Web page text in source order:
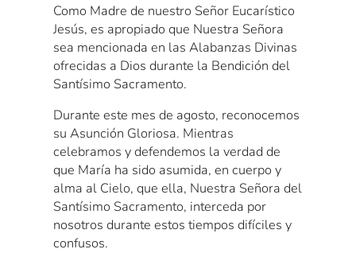
Como Madre de nuestro Señor Eucarístico
Jesús, es apropiado que Nuestra Señora
sea mencionada en las Alabanzas Divinas
ofrecidas a Dios durante la Bendición del
Santísimo Sacramento.
Durante este mes de agosto, reconocemos
su Asunción Gloriosa. Mientras
celebramos y defendemos la verdad de
que María ha sido asumida, en cuerpo y
alma al Cielo, que ella, Nuestra Señora del
Santísimo Sacramento, interceda por
nosotros durante estos tiempos difíciles y
confusos.